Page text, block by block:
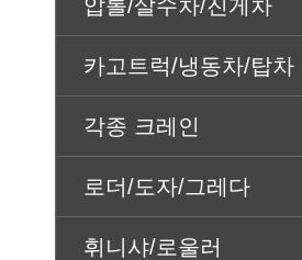
압롤/살수차/진게차
카고트럭/냉동차/탑차
각종 크레인
로더/도자/그레다
휘니샤/로울러